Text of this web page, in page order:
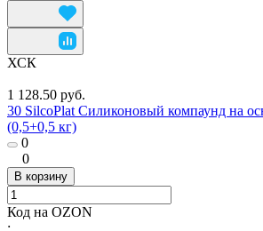
ХСК
1 128.50 руб.
30 SilcoPlat Силиконовый компаунд на
(0,5+0,5 кг)
0
0
В корзину
Код на OZON
: